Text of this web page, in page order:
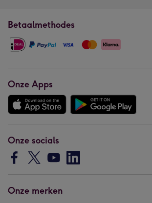
Betaalmethodes
Onze Apps
Onze socials
Onze merken